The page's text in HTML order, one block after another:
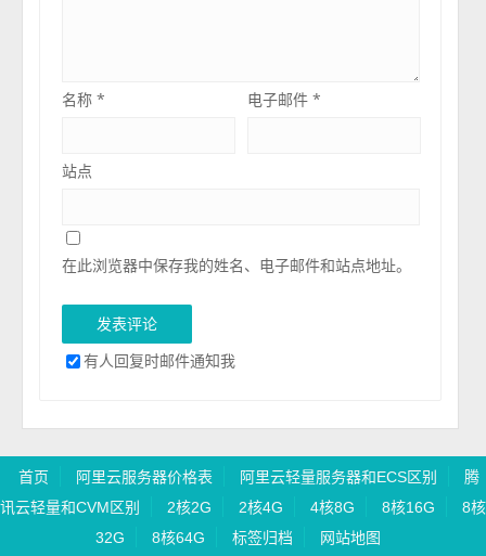
名称* 电子邮件*
站点
在此浏览器中保存我的姓名、电子邮件和站点地址。
有人回复时邮件通知我
首页 阿里云服务器价格表 阿里云轻量服务器和ECS区别
腾
讯云轻量和CVM区别
2核2G 2核4G 4核8G 8核16G
8核
32G
8核64G 标签归档 网站地图